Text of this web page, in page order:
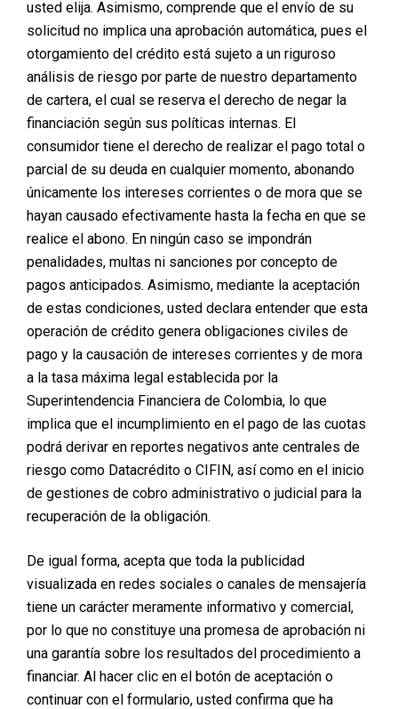
usted elija. Asimismo, comprende que el envío de su
solicitud no implica una aprobación automática, pues el
otorgamiento del crédito está sujeto a un riguroso
análisis de riesgo por parte de nuestro departamento
de cartera, el cual se reserva el derecho de negar la
financiación según sus políticas internas. El
consumidor tiene el derecho de realizar el pago total o
parcial de su deuda en cualquier momento, abonando
únicamente los intereses corrientes o de mora que se
hayan causado efectivamente hasta la fecha en que se
realice el abono. En ningún caso se impondrán
penalidades, multas ni sanciones por concepto de
pagos anticipados. Asimismo, mediante la aceptación
de estas condiciones, usted declara entender que esta
operación de crédito genera obligaciones civiles de
pago y la causación de intereses corrientes y de mora
a la tasa máxima legal establecida por la
Superintendencia Financiera de Colombia, lo que
implica que el incumplimiento en el pago de las cuotas
podrá derivar en reportes negativos ante centrales de
riesgo como Datacrédito o CIFIN, así como en el inicio
de gestiones de cobro administrativo o judicial para la
recuperación de la obligación.
De igual forma, acepta que toda la publicidad
visualizada en redes sociales o canales de mensajería
tiene un carácter meramente informativo y comercial,
por lo que no constituye una promesa de aprobación ni
una garantía sobre los resultados del procedimiento a
financiar. Al hacer clic en el botón de aceptación o
continuar con el formulario, usted confirma que ha